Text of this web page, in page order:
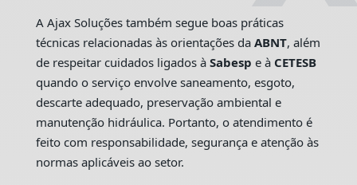
A Ajax Soluções também segue boas práticas
técnicas relacionadas às orientações da ABNT, além
de respeitar cuidados ligados à Sabesp e à CETESB
quando o serviço envolve saneamento, esgoto,
descarte adequado, preservação ambiental e
manutenção hidráulica. Portanto, o atendimento é
feito com responsabilidade, segurança e atenção às
normas aplicáveis ao setor.